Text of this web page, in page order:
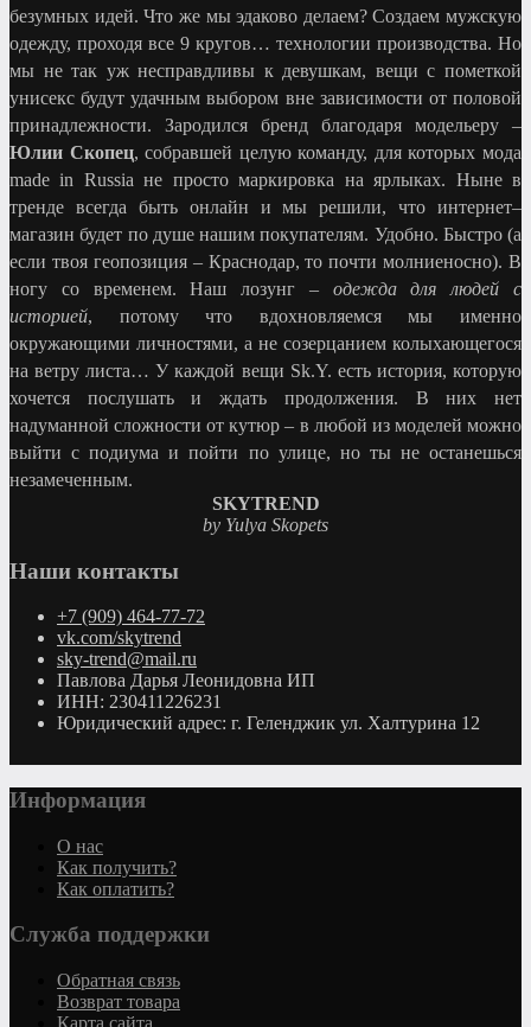
безумных идей. Что же мы эдаково делаем? Создаем мужскую
одежду, проходя все 9 кругов… технологии производства. Но
мы не так уж несправдливы к девушкам, вещи с пометкой
унисекс будут удачным выбором вне зависимости от половой
принадлежности. Зародился бренд благодаря модельеру –
Юлии Скопец, собравшей целую команду, для которых мода
made in Russia не просто маркировка на ярлыках. Ныне в
тренде всегда быть онлайн и мы решили, что интернет–
магазин будет по душе нашим покупателям. Удобно. Быстро (а
если твоя геопозиция – Краснодар, то почти молниеносно). В
ногу со временем. Наш лозунг – одежда для людей с
историей, потому что вдохновляемся мы именно
окружающими личностями, а не созерцанием колыхающегося
на ветру листа… У каждой вещи Sk.Y. есть история, которую
хочется послушать и ждать продолжения. В них нет
надуманной сложности от кутюр – в любой из моделей можно
выйти с подиума и пойти по улице, но ты не останешься
незамеченным.
SKYTREND
by Yulya Skopets
Наши контакты
+7 (909) 464-77-72
vk.com/skytrend
sky-trend@mail.ru
Павлова Дарья Леонидовна ИП
ИНН: 230411226231
Юридический адрес: г. Геленджик ул. Халтурина 12
Информация
О нас
Как получить?
Как оплатить?
Служба поддержки
Обратная связь
Возврат товара
Карта сайта